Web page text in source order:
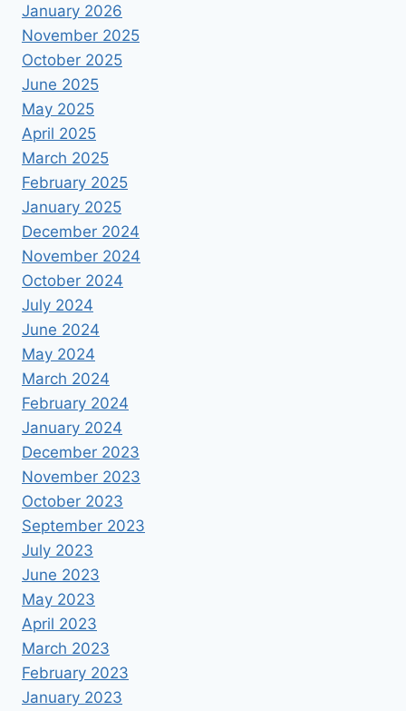
January 2026
November 2025
October 2025
June 2025
May 2025
April 2025
March 2025
February 2025
January 2025
December 2024
November 2024
October 2024
July 2024
June 2024
May 2024
March 2024
February 2024
January 2024
December 2023
November 2023
October 2023
September 2023
July 2023
June 2023
May 2023
April 2023
March 2023
February 2023
January 2023